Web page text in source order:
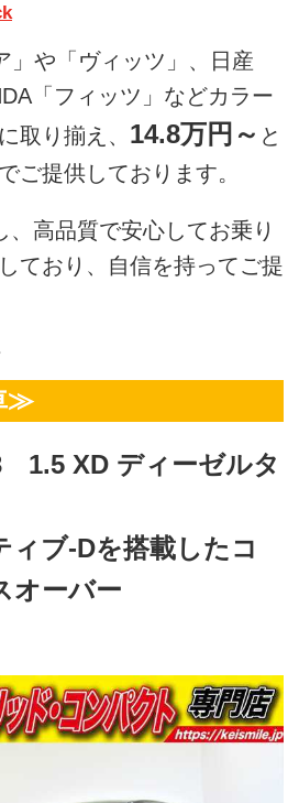
」や「ヴィッツ」、日産
「フィッツ」などカラー
取り揃え、 14.8万円～ と
ご提供しております。
、高品質で安心してお乗り
ており、自信を持ってご提
≫
1.5 XD ディーゼルタ
ィブ-Dを搭載したコ
オーバー